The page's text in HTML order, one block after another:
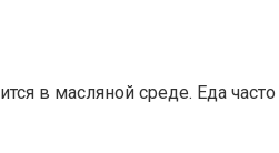
в масляной среде. Еда